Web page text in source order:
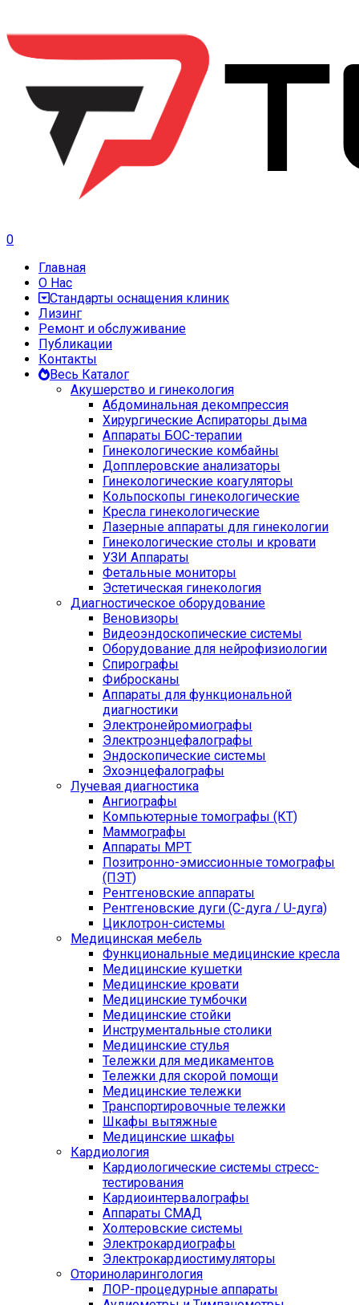
0
Главная
О Нас
Стандарты оснащения клиник
Лизинг
Ремонт и обслуживание
Публикации
Контакты
Весь Каталог
Акушерство и гинекология
Абдоминальная декомпрессия
Хирургические Аспираторы дыма
Аппараты БОС-терапии
Гинекологические комбайны
Допплеровские анализаторы
Гинекологические коагуляторы
Кольпоскопы гинекологические
Кресла гинекологические
Лазерные аппараты для гинекологии
Гинекологические столы и кровати
УЗИ Аппараты
Фетальные мониторы
Эстетическая гинекология
Диагностическое оборудование
Веновизоры
Видеоэндоскопические системы
Оборудование для нейрофизиологии
Спирографы
Фибросканы
Аппараты для функциональной
диагностики
Электронейромиографы
Электроэнцефалографы
Эндоскопические системы
Эхоэнцефалографы
Лучевая диагностика
Ангиографы
Компьютерные томографы (КТ)
Маммографы
Аппараты МРТ
Позитронно-эмиссионные томографы
(ПЭТ)
Рентгеновские аппараты
Рентгеновские дуги (С-дуга / U-дуга)
Циклотрон-системы
Медицинская мебель
Функциональные медицинские кресла
Медицинские кушетки
Медицинские кровати
Медицинские тумбочки
Медицинские стойки
Инструментальные столики
Медицинские стулья
Тележки для медикаментов
Тележки для скорой помощи
Медицинские тележки
Транспортировочные тележки
Шкафы вытяжные
Медицинские шкафы
Кардиология
Кардиологические системы стресс-
тестирования
Кардиоинтервалографы
Аппараты СМАД
Холтеровские системы
Электрокардиографы
Электрокардиостимуляторы
Оториноларингология
ЛОР-процедурные аппараты